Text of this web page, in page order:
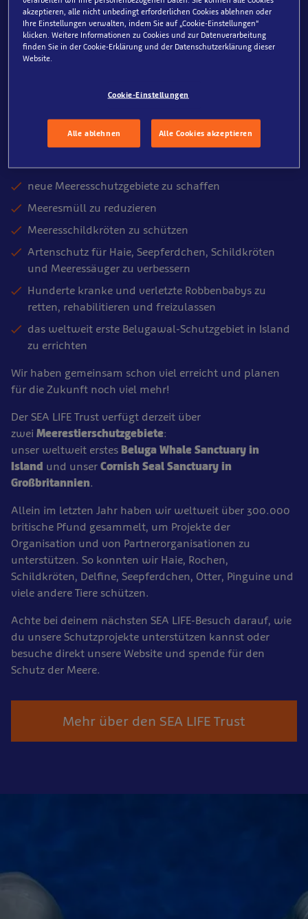
Unterwasserwelt und ihre Bewohner schützen. Bis heute
haben wir dem SEA LIFE Trust dabei geholfen
verschiedenste Meerestiere zu versorgen und sie durch
neue Schutzgebiete zu schützen. Es wurden
durchgeführt, die einen positiven
der Wildtiere auf der ganzen Welt machen.
neue Meeresschutzgebiete zu schaffen
Meeresmüll zu reduzieren
Meeresschildkröten zu schützen
Artenschutz für Haie, Seepferdchen, Schildkröten
und Meeressäuger zu verbessern
Hunderte kranke und verletzte Robbenbabys zu
retten, rehabilitieren und freizulassen
das weltweit erste Belugawal-Schutzgebiet in Island
zu errichten
Wir haben gemeinsam schon viel erreicht und planen
für die Zukunft noch viel mehr!
Der SEA LIFE Trust verfügt derzeit über
zwei Meerestierschutzgebiete:
unser weltweit erstes Beluga Whale Sanctuary in
Island und unser Cornish Seal Sanctuary in
Großbritannien.
Allein im letzten Jahr haben wir weltweit über 300.000
britische Pfund gesammelt, um Projekte der
Organisation und von Partnerorganisationen zu
unterstützen. So konnten wir Haie, Rochen,
Schildkröten, Delfine, Seepferdchen, Otter, Pinguine und
viele andere Tiere schützen.
Achte bei deinem nächsten SEA LIFE-Besuch darauf, wie
du unsere Schutzprojekte unterstützen kannst oder
besuche direkt unsere Website und spende für den
Schutz der Meere.
Mehr über den SEA LIFE Trust
akzeptieren, alle nicht unbedingt erforderlichen Cookies ablehnen oder
Ihre Einstellungen verwalten, indem Sie auf „Cookie-Einstellungen“
klicken. Weitere Informationen zu Cookies und zur Datenverarbeitung
finden Sie in der Cookie-Erklärung und der Datenschutzerklärung dieser
Website.
Cookie-Einstellungen
Alle ablehnen Alle Cookies akzeptieren